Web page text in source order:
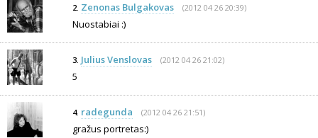
2. Zenonas Bulgakovas (2012 04 26 20:39)
Nuostabiai :)
3. Julius Venslovas (2012 04 26 21:02)
5
4. radegunda (2012 04 26 21:51)
gražus portretas:)